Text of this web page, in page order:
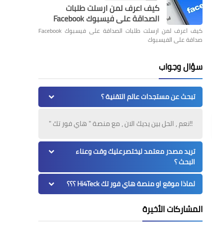
كيف اعرف لمن ارسلت طلبات
الصداقة على فيسبوك Facebook
كيف اعرف لمن ارسلت طلبات الصداقة على فيسبوك Facebook
صداقة على الفيسبوك
سؤال وجواب
تبحث عن مستجدات عالم التقنية ؟
!!نعم , الحل بين يديك الان ، مع منصة " هاي فور تك "
تريد مصدر معتمد ليختصرعليك وقت وعناء
البحث ؟
لماذا موقع او منصة هاي فور تك Hi4Teck ؟؟؟
المشاركات الأخيرة